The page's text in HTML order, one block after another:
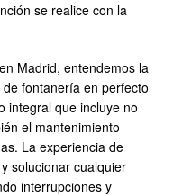
se realice con la
Madrid, entendemos la
fontanería en perfecto
integral que incluye no
el mantenimiento
La experiencia de
solucionar cualquier
interrupciones y